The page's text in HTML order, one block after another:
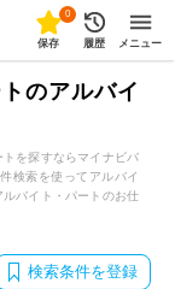
0
保存 履歴 メニュー
のアルバイ
を探すならマイナビバ
検索を使ってアルバイ
バイト・パートのお仕
検索条件を登録